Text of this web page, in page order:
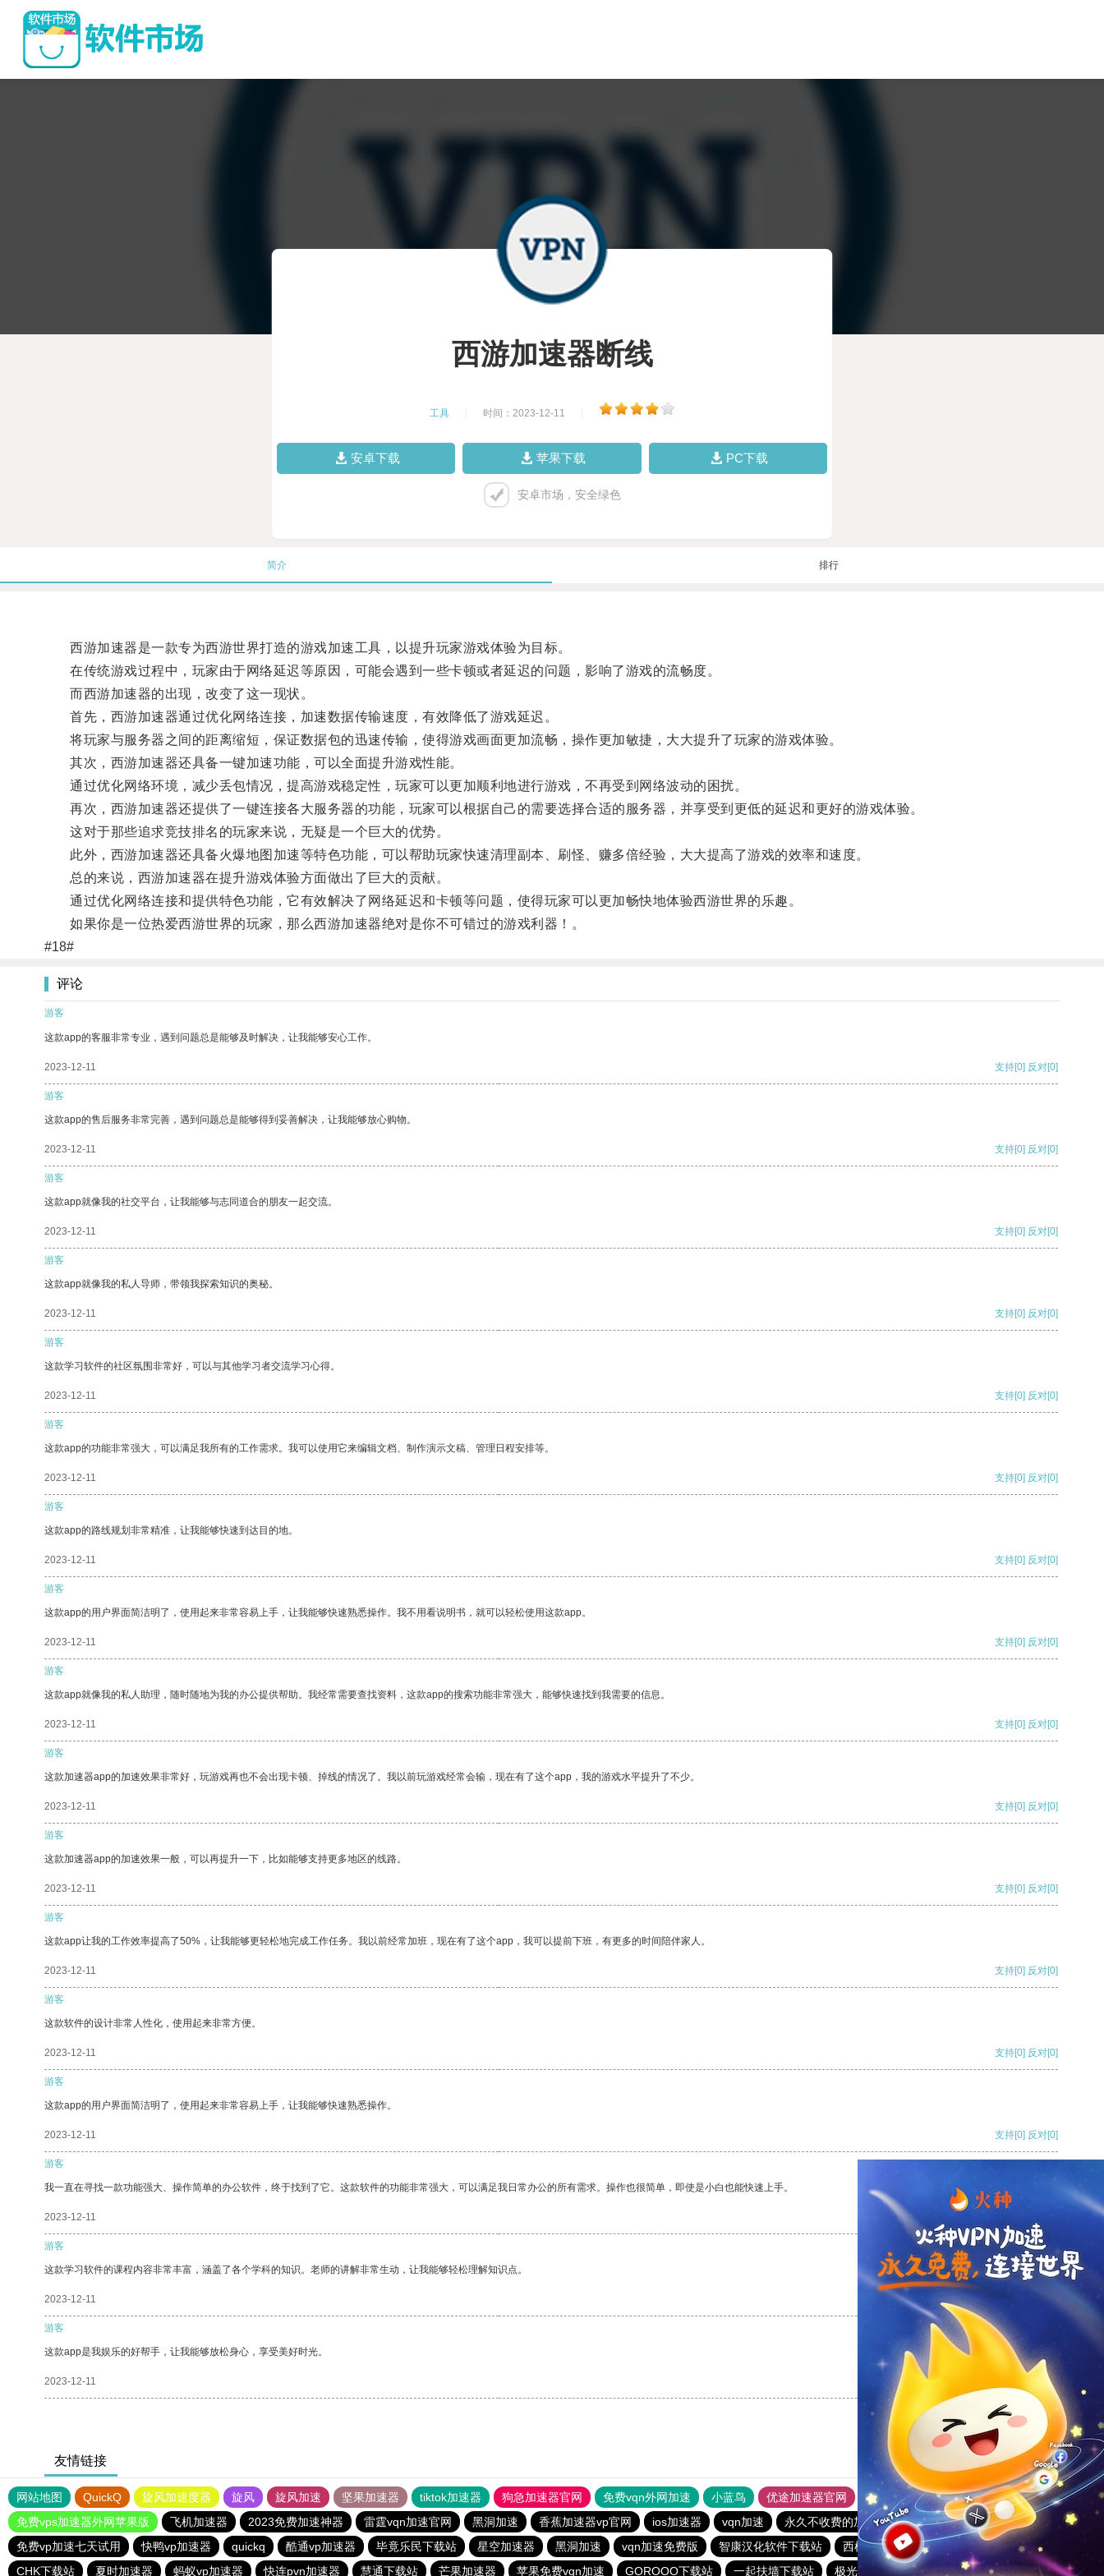
西游加速器断线
工具 时间：2023-12-11
安卓下载 苹果下载 PC下载
安卓市场，安全绿色
简介 排行
西游加速器是一款专为西游世界打造的游戏加速工具，以提升玩家游戏体验为目标。
在传统游戏过程中，玩家由于网络延迟等原因，可能会遇到一些卡顿或者延迟的问题，影响了游戏的流畅度。
而西游加速器的出现，改变了这一现状。
首先，西游加速器通过优化网络连接，加速数据传输速度，有效降低了游戏延迟。
将玩家与服务器之间的距离缩短，保证数据包的迅速传输，使得游戏画面更加流畅，操作更加敏捷，大大提升了玩家的游戏体验。
其次，西游加速器还具备一键加速功能，可以全面提升游戏性能。
通过优化网络环境，减少丢包情况，提高游戏稳定性，玩家可以更加顺利地进行游戏，不再受到网络波动的困扰。
再次，西游加速器还提供了一键连接各大服务器的功能，玩家可以根据自己的需要选择合适的服务器，并享受到更低的延迟和更好的游戏体验。
这对于那些追求竞技排名的玩家来说，无疑是一个巨大的优势。
此外，西游加速器还具备火爆地图加速等特色功能，可以帮助玩家快速清理副本、刷怪、赚多倍经验，大大提高了游戏的效率和速度。
总的来说，西游加速器在提升游戏体验方面做出了巨大的贡献。
通过优化网络连接和提供特色功能，它有效解决了网络延迟和卡顿等问题，使得玩家可以更加畅快地体验西游世界的乐趣。
如果你是一位热爱西游世界的玩家，那么西游加速器绝对是你不可错过的游戏利器！。
#18#
评论
游客
这款app的客服非常专业，遇到问题总是能够及时解决，让我能够安心工作。
2023-12-11 支持[0] 反对[0]
游客
这款app的售后服务非常完善，遇到问题总是能够得到妥善解决，让我能够放心购物。
2023-12-11 支持[0] 反对[0]
游客
这款app就像我的社交平台，让我能够与志同道合的朋友一起交流。
2023-12-11 支持[0] 反对[0]
游客
这款app就像我的私人导师，带领我探索知识的奥秘。
2023-12-11 支持[0] 反对[0]
游客
这款学习软件的社区氛围非常好，可以与其他学习者交流学习心得。
2023-12-11 支持[0] 反对[0]
游客
这款app的功能非常强大，可以满足我所有的工作需求。我可以使用它来编辑文档、制作演示文稿、管理日程安排等。
2023-12-11 支持[0] 反对[0]
游客
这款app的路线规划非常精准，让我能够快速到达目的地。
2023-12-11 支持[0] 反对[0]
游客
这款app的用户界面简洁明了，使用起来非常容易上手，让我能够快速熟悉操作。我不用看说明书，就可以轻松使用这款app。
2023-12-11 支持[0] 反对[0]
游客
这款app就像我的私人助理，随时随地为我的办公提供帮助。我经常需要查找资料，这款app的搜索功能非常强大，能够快速找到我需要的信息。
2023-12-11 支持[0] 反对[0]
游客
这款加速器app的加速效果非常好，玩游戏再也不会出现卡顿、掉线的情况了。我以前玩游戏经常会输，现在有了这个app，我的游戏水平提升了不少。
2023-12-11 支持[0] 反对[0]
游客
这款加速器app的加速效果一般，可以再提升一下，比如能够支持更多地区的线路。
2023-12-11 支持[0] 反对[0]
游客
这款app让我的工作效率提高了50%，让我能够更轻松地完成工作任务。我以前经常加班，现在有了这个app，我可以提前下班，有更多的时间陪伴家人。
2023-12-11 支持[0] 反对[0]
游客
这款软件的设计非常人性化，使用起来非常方便。
2023-12-11 支持[0] 反对[0]
游客
这款app的用户界面简洁明了，使用起来非常容易上手，让我能够快速熟悉操作。
2023-12-11 支持[0] 反对[0]
游客
我一直在寻找一款功能强大、操作简单的办公软件，终于找到了它。这款软件的功能非常强大，可以满足我日常办公的所有需求。操作也很简单，即使是小白也能快速上手。
2023-12-11
游客
这款学习软件的课程内容非常丰富，涵盖了各个学科的知识。老师的讲解非常生动，让我能够轻松理解知识点。
2023-12-11 反对
游客
这款app是我娱乐的好帮手，让我能够放松身心，享受美好时光。
2023-12-11 反对[0]
友情链接
网站地图 QuickQ 旋风加速度器 旋风 旋风加速 坚果加速器 tiktok加速器 狗急加速器官网 免费vqn外网加速 小蓝鸟 优途加速器官网 风驰加速器 旋风加速器
八戒看书
免费vps加速器外网苹果版
飞机加速器 2023免费加速神器 雷霆vqn加速官网 黑洞加速 香蕉加速器vp官网 ios加速器 vqn加速 永久不收费的加速器
每天免费2小时加速器
免费vp加速七天试用
快鸭vp加速器 quickq 酷通vp加速器 毕竟乐民下载站 星空加速器 黑洞加速 vqn加速免费版 智康汉化软件下载站 西柚加速器 vp加速器
西柚加速器
CHK下载站
夏时加速器 蚂蚁vp加速器 快连pvn加速器 慧通下载站 芒果加速器 苹果免费vqn加速 GOROOO下载站 一起扶墙下载站 极光vqn官网 旋风加速度器 猎豹加速器